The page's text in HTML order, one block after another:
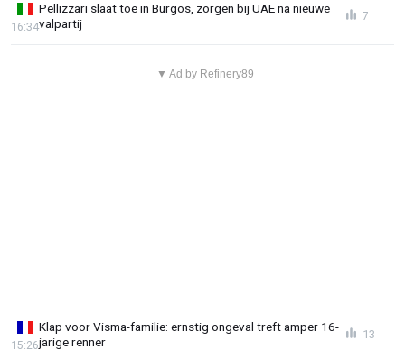
Pellizzari slaat toe in Burgos, zorgen bij UAE na nieuwe
valpartij
16:34
7
▼ Ad by Refinery89
Klap voor Visma-familie: ernstig ongeval treft amper 16-
jarige renner
15:26
13